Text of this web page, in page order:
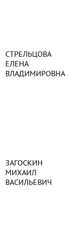
СТРЕЛЬЦОВА
ЕЛЕНА
ВЛАДИМИРОВНА
ЗАГОСКИН
МИХАИЛ
ВАСИЛЬЕВИЧ